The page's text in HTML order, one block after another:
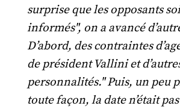
surprise que les opposants
informés", on a avancé
D’abord, des contraintes
de président Vallini et
personnalités." Puis, un peu
toute façon, la date n’était